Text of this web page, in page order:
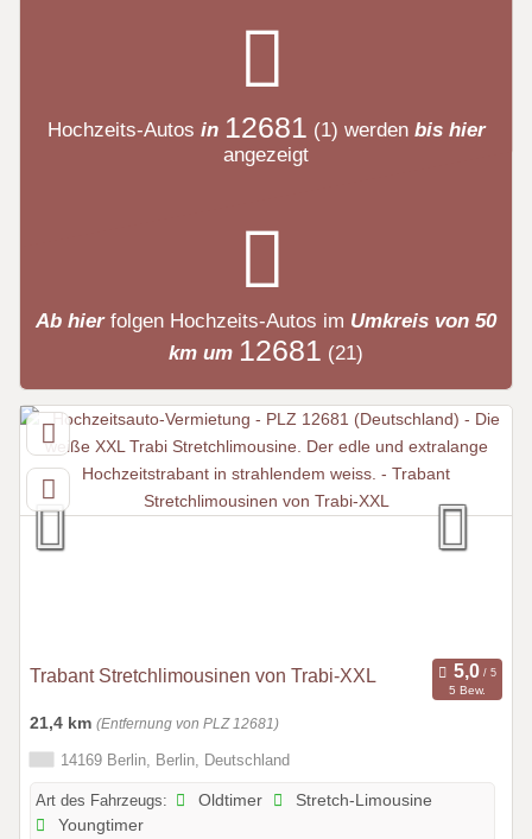
Hochzeits-Autos in 12681 (1) werden bis hier
angezeigt
Ab hier folgen Hochzeits-Autos im Umkreis von 50
km um 12681 (21)
Trabant Stretchlimousinen von Trabi-XXL
5 Bew.
21,4 km (Entfernung von PLZ 12681)
14169 Berlin, Berlin, Deutschland
Art des Fahrzeugs: Oldtimer
Stretch-Limousine
Youngtimer